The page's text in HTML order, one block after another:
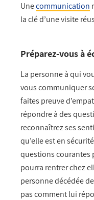
Unecommunication
la clé d’une visite
Préparez-vous à
La personne à qui
vous communiquer
faites preuve
répondre à des
reconnaîtrez ses
qu’elle est en
questions courantes
pourra rentrer chez
personne décédée
pas comment lui